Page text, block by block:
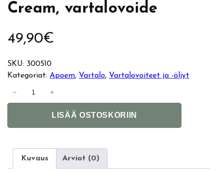
Cream, vartalovoide
49,90€
SKU: 300510
Kategoriat:Apoem, Vartalo, Vartalovoiteet ja -öljyt
p
− +
LISÄÄ OSTOSKORIIN
n
Kuvaus Arviot (0)